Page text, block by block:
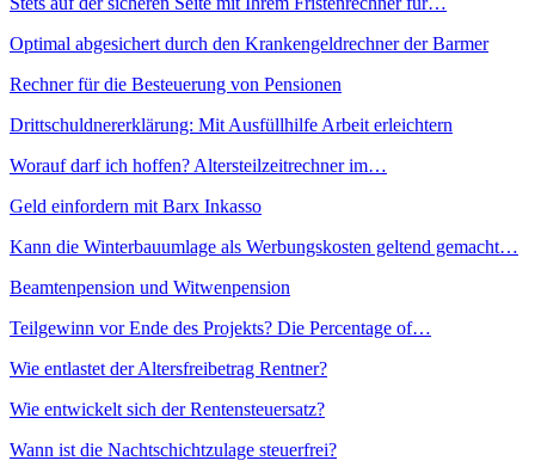
Optimal abgesichert durch den Krankengeldrechner der Barmer
Rechner für die Besteuerung von Pensionen
Drittschuldnererklärung: Mit Ausfüllhilfe Arbeit erleichtern
Worauf darf ich hoffen? Altersteilzeitrechner im…
Geld einfordern mit Barx Inkasso
Kann die Winterbauumlage als Werbungskosten geltend gemacht…
Beamtenpension und Witwenpension
Teilgewinn vor Ende des Projekts? Die Percentage of…
Wie entlastet der Altersfreibetrag Rentner?
Wie entwickelt sich der Rentensteuersatz?
Wann ist die Nachtschichtzulage steuerfrei?